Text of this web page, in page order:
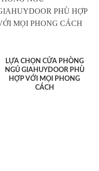
LỰA CHỌN CỬA PHÒNG
NGỦ GIAHUYDOOR PHÙ
HỢP VỚI MỌI PHONG
CÁCH